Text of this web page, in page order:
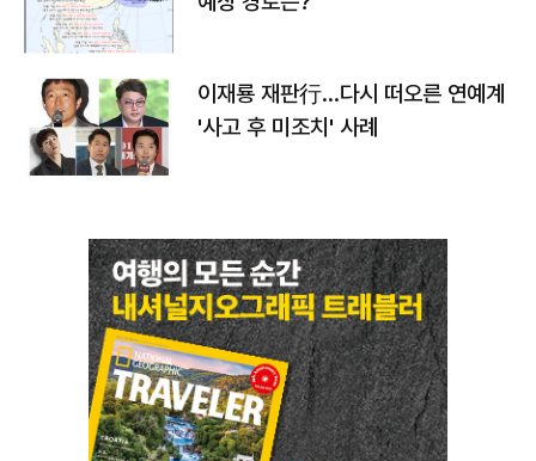
이재룡 재판行…다시 떠오른 연예계
'사고 후 미조치' 사례